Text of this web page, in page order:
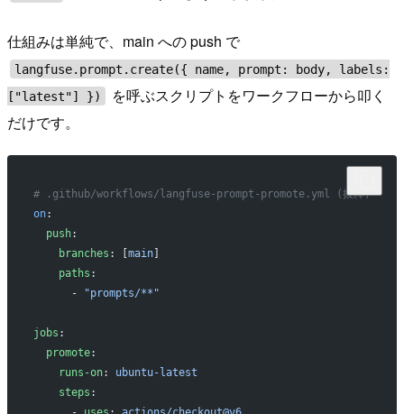
仕組みは単純で、main への push で
langfuse.prompt.create({ name, prompt: body, labels:
["latest"] })
を呼ぶスクリプトをワークフローから叩く
だけです。
# .github/workflows/langfuse-prompt-promote.yml (抜粋)
on:
  push
:
    branches
: [ main]
    paths
:
      -
"prompts/**"
jobs :
  promote
:
    runs-on
: ubuntu-latest
    steps
: